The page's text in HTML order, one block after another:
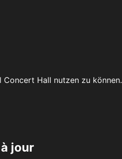
Concert Hall nutzen zu können.
jour